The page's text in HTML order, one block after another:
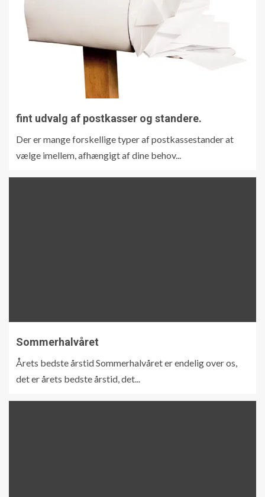
fint udvalg af postkasser og standere.
Der er mange forskellige typer af postkassestander at
vælge imellem, afhængigt af dine behov...
Sommerhalvåret
Årets bedste årstid Sommerhalvåret er endelig over os,
det er årets bedste årstid, det...